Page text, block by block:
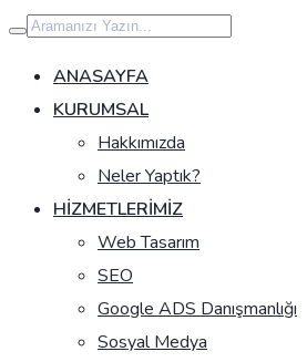
İçeriğe
geç
ANASAYFA
KURUMSAL
Hakkımızda
Neler Yaptık?
HIZMETLERIMIZ
Web Tasarım
SEO
Google ADS Danışmanlığı
Sosyal Medya